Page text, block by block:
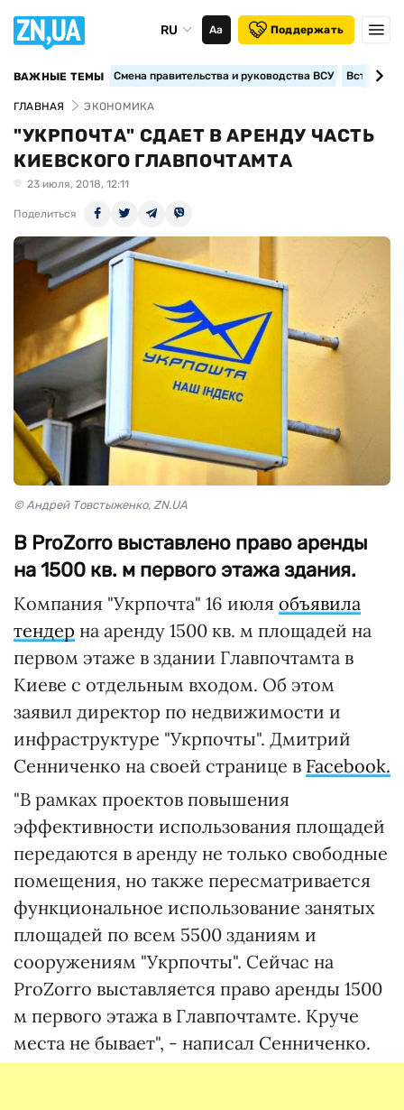
RU Аа Поддержать
ВАЖНЫЕ ТЕМЫ Смена правительства и руководства ВСУ
ГЛАВНАЯ ЭКОНОМИКА
"УКРПОЧТА" СДАЕТ В АРЕНДУ ЧАСТЬ
КИЕВСКОГО ГЛАВПОЧТАМТА
23 июля, 2018, 12:11
Поделиться
© Андрей Товстыженко, ZN.UA
В ProZorro выставлено право аренды
на 1500 кв. м первого этажа здания.
Компания "Укрпочта" 16 июля объявила
тендер на аренду 1500 кв. м площадей на
первом этаже в здании Главпочтамта в
Киеве с отдельным входом. Об этом
заявил директор по недвижимости и
инфраструктуре "Укрпочты". Дмитрий
Сенниченко на своей странице в Facebook.
"В рамках проектов повышения
эффективности использования площадей
передаются в аренду не только свободные
помещения, но также пересматривается
функциональное использование занятых
площадей по всем 5500 зданиям и
сооружениям "Укрпочты". Сейчас на
ProZorro выставляется право аренды 1500
м первого этажа в Главпочтамте. Круче
места не бывает", - написал Сенниченко.